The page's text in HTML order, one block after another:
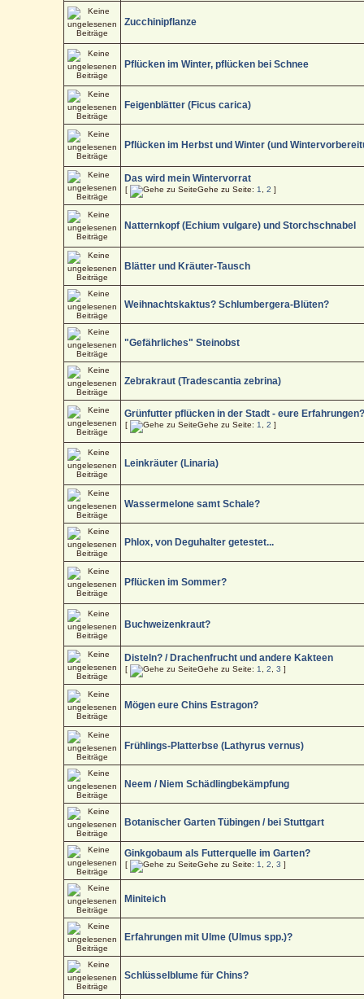
Zucchinipflanze
Pflücken im Winter, pflücken bei Schnee
Feigenblätter (Ficus carica)
Pflücken im Herbst und Winter (und
Das wird mein Wintervorrat
[ Gehe zu Seite: 1 ,2 ]
Natternkopf (Echium vulgare) und Storchschnabel
Blätter und Kräuter-Tausch
Weihnachtskaktus? Schlumbergera-Blüten?
"Gefährliches" Steinobst
Zebrakraut (Tradescantia zebrina)
Grünfutter pflücken in der Stadt - eure
[ Gehe zu Seite: 1 ,2 ]
Leinkräuter (Linaria)
Wassermelone samt Schale?
Phlox, von Deguhalter getestet...
Pflücken im Sommer?
Buchweizenkraut?
Disteln? / Drachenfrucht und andere Kakteen
[ Gehe zu Seite: 1 ,2 ,3 ]
Mögen eure Chins Estragon?
Frühlings-Platterbse (Lathyrus vernus)
Neem / Niem Schädlingbekämpfung
Botanischer Garten Tübingen / bei Stuttgart
Ginkgobaum als Futterquelle im Garten?
[ Gehe zu Seite: 1 ,2 ,3 ]
Miniteich
Erfahrungen mit Ulme (Ulmus spp.)?
Schlüsselblume für Chins?